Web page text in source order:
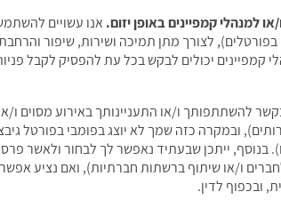
אנו עשויים
לצורך מתן תמיכה ושירות, שיפור
קמפיינים יכולים לבקש בכל עת להפסיק לקבל
להשתתפותך ו/או התעניינותך באירוע מסוים
ובמקרה כזה שמך לא יוצג בפומבי בפורטל
בנוסף, ייתכן שבעתיד נאפשר לך לבחור ולאשר
ו/או שיתוף ברשתות חברתיות), ואם נציע
ובכפוף לדין.